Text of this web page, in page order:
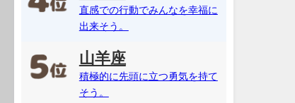
直感での行動でみんなを幸福に
出来そう。
山羊座
積極的に先頭に立つ勇気を持て
そう。